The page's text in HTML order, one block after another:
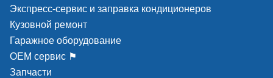
Экспресс-сервис и заправка кондиционеров
Кузовной ремонт
Гаражное оборудование
ОЕМ сервис ⚑
Запчасти